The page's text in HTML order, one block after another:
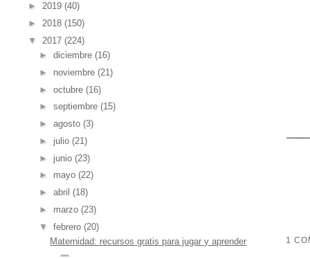
1
► 2019 (40)
► 2018 (150)
▼ 2017 (224)
► diciembre (16)
► noviembre (21)
► octubre (16)
► septiembre (15)
► agosto (3)
► julio (21)
► junio (23)
► mayo (22)
► abril (18)
► marzo (23)
▼ febrero (20)
Maternidad: recursos gratis para jugar y aprender
...